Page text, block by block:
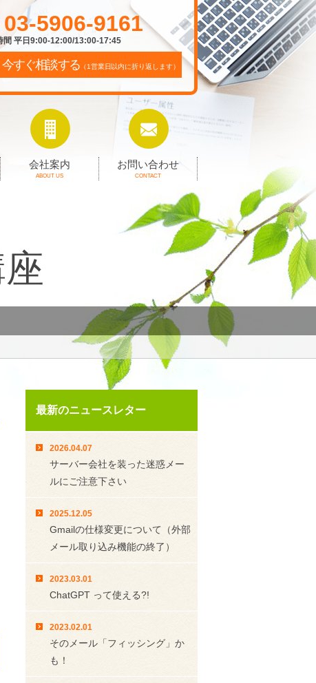
03-5906-9161
間 平日9:00-12:00/13:00-17:45
今すぐ相談する（1営業日以内に折り返します）
会社案内
ABOUT US
お問い合わせ
CONTACT
最新のニュースレター
2026.04.07
サーバー会社を装った迷惑メー
ルにご注意下さい
2025.12.05
Gmailの仕様変更について（外部
メール取り込み機能の終了）
2023.03.01
ChatGPT って使える?!
2023.02.01
そのメール「フィッシング」か
も！